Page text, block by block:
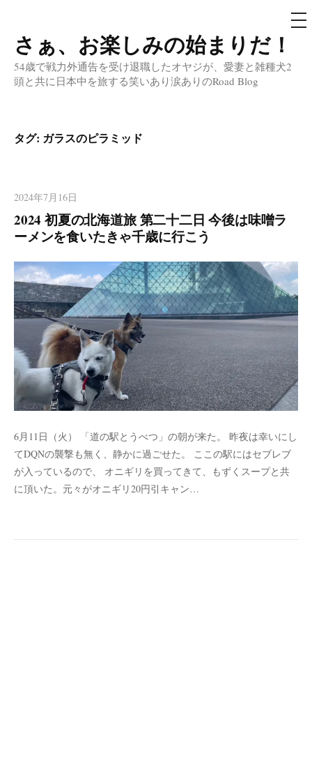
コ
ン
テ
へ
ッ
さぁ、お楽しみの始まりだ！
54歳で戦力外通告を受け退職したオヤジが、愛妻と雑種犬2
頭と共に日本中を旅する笑いあり涙ありのRoad Blog
メ
ニ
タグ: ガラスのピラミッド
2024年7月16日
2024 初夏の北海道旅 第二十二日 今後は味噌ラ
ーメンを食いたきゃ千歳に行こう
6月11日（火） 「道の駅とうべつ」の朝が来た。 昨夜は幸いにし
てDQNの襲撃も無く、静かに過ごせた。 ここの駅にはセブレブ
が入っているので、 オニギリを買ってきて、もずくスープと共
に頂いた。元々がオニギリ20円引キャン…